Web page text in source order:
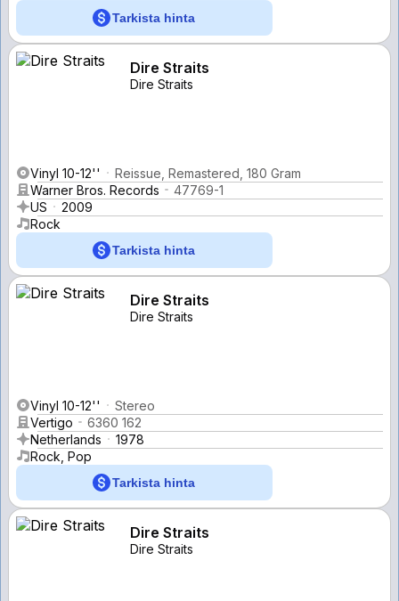
Tarkista hinta
Dire Straits
Dire Straits
Vinyl 10-12''
Reissue, Remastered, 180 Gram
Warner Bros. Records
47769-1
US
2009
Rock
Tarkista hinta
Dire Straits
Dire Straits
Vinyl 10-12''
Stereo
Vertigo
6360 162
Netherlands
1978
Rock, Pop
Tarkista hinta
Dire Straits
Dire Straits